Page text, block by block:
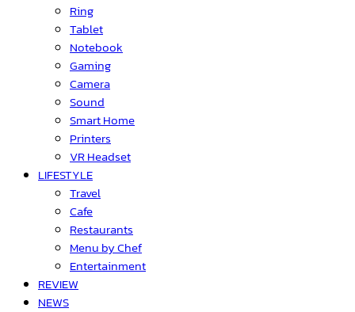
Ring
Tablet
Notebook
Gaming
Camera
Sound
Smart Home
Printers
VR Headset
LIFESTYLE
Travel
Cafe
Restaurants
Menu by Chef
Entertainment
REVIEW
NEWS